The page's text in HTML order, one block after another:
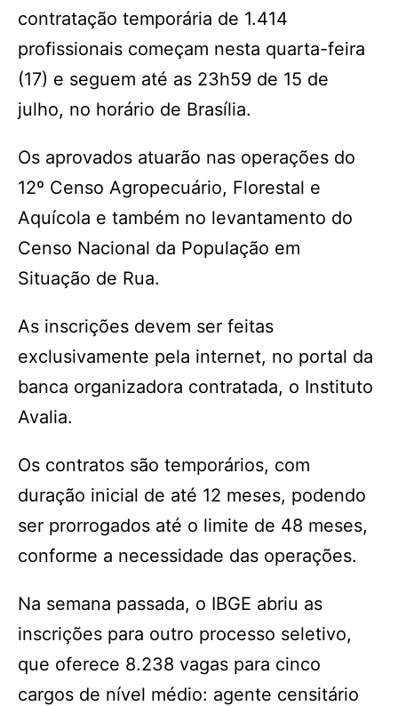
contratação temporária de 1.414
profissionais começam nesta quarta-feira
(17) e seguem até as 23h59 de 15 de
julho, no horário de Brasília.
Os aprovados atuarão nas operações do
12º Censo Agropecuário, Florestal e
Aquícola e também no levantamento do
Censo Nacional da População em
Situação de Rua.
As inscrições devem ser feitas
exclusivamente pela internet, no portal da
banca organizadora contratada, o Instituto
Avalia.
Os contratos são temporários, com
duração inicial de até 12 meses, podendo
ser prorrogados até o limite de 48 meses,
conforme a necessidade das operações.
Na semana passada, o IBGE abriu as
inscrições para outro processo seletivo,
que oferece 8.238 vagas para cinco
cargos de nível médio: agente censitário